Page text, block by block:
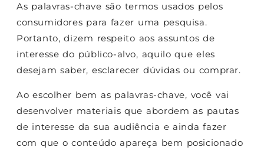
As palavras-chave são termos usados pelos
consumidores para fazer uma pesquisa.
Portanto, dizem respeito aos assuntos de
interesse do público-alvo, aquilo que eles
desejam saber, esclarecer dúvidas ou comprar.
Ao escolher bem as palavras-chave, você vai
desenvolver materiais que abordem as pautas
de interesse da sua audiência e ainda fazer
com que o conteúdo apareça bem posicionado